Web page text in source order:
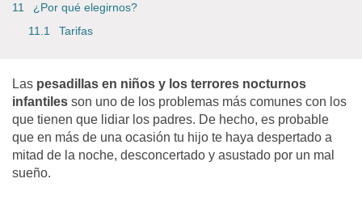
¿Por qué elegirnos?
Tarifas
Las pesadillas en niños y los terrores nocturnos
infantiles son uno de los problemas más comunes con los
que tienen que lidiar los padres. De hecho, es probable
que en más de una ocasión tu hijo te haya despertado a
mitad de la noche, desconcertado y asustado por un mal
sueño.